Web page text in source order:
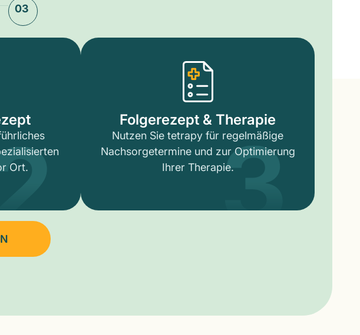
03
Ort.
Folgerezept & Therapie
Nutzen Sie tetrapy für regelmäßige
Nachsorgetermine und zur Optimierung
Ihrer Therapie.3